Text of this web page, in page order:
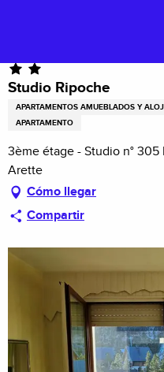
principal
Studio Ripoche
APARTAMENTOS AMUEBLADOS Y
APARTAMENTO
3ème étage - Studio n°
Arette
Cómo llegar
Compartir